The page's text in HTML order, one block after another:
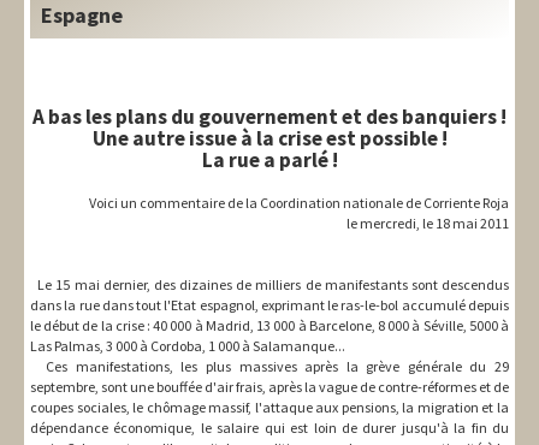
Espagne
A bas les plans du gouvernement et des banquiers !
Une autre issue à la crise est possible !
La rue a parlé !
Voici un commentaire de la Coordination nationale de Corriente Roja
le mercredi, le 18 mai 2011
Le 15 mai dernier, des dizaines de milliers de manifestants sont descendus
dans la rue dans tout l'Etat espagnol, exprimant le ras-le-bol accumulé depuis
le début de la crise : 40 000 à Madrid, 13 000 à Barcelone, 8 000 à Séville, 5000 à
Las Palmas, 3 000 à Cordoba, 1 000 à Salamanque...
Ces manifestations, les plus massives après la grève générale du 29
septembre, sont une bouffée d'air frais, après la vague de contre-réformes et de
coupes sociales, le chômage massif, l'attaque aux pensions, la migration et la
dépendance économique, le salaire qui est loin de durer jusqu'à la fin du